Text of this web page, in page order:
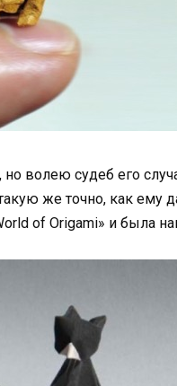
волею судеб его
же точно, как ему
of Origami» и была